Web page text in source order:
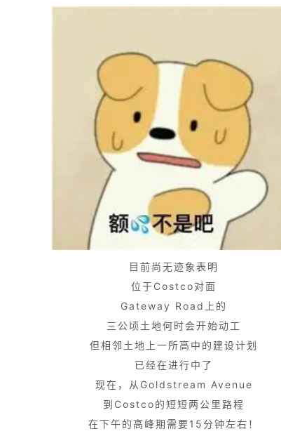
目前尚无迹象表明
位于Costco对面
Gateway Road上的
三公顷土地何时会开始动工
但相邻土地上一所高中的建设计划
已经在进行中了
现在，从Goldstream Avenue
到Costco的短短两公里路程
在下午的高峰期需要15分钟左右！